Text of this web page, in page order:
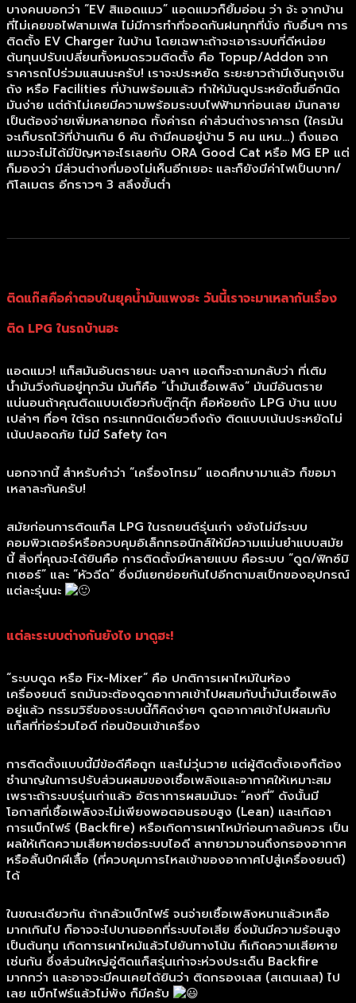
บางคนบอกว่า “EV สิแอดแมว” แอดแมวก็ยิ้มอ่อน ว่า จ้ะ จากบ้าน
ที่ไม่เคยขอไฟสามเฟส ไม่มีการทำที่จอดกันฝนทุกที่นั่ง กับอื่นๆ การ
ติดตั้ง EV Charger ในบ้าน โดยเฉพาะถ้าจะเอาระบบที่ดีหน่อย
ต้นทุนปรับเปลี่ยนทั้งหมดรวมติดตั้ง คือ Topup/Addon จาก
ราคารถไปร่วมแสนนะครับ! เราจะประหยัด ระยะยาวถ้ามีเงินถุงเงิน
ถัง หรือ Facilities ที่บ้านพร้อมแล้ว ทำให้มันดูประหยัดขึ้นอีกนิด
มันง่าย แต่ถ้าไม่เคยมีความพร้อมระบบไฟฟ้ามาก่อนเลย มันกลาย
เป็นต้องจ่ายเพิ่มหลายทอด ทั้งค่ารถ ค่าส่วนต่างราคารถ (ใครมัน
จะเก็บรถไว้ที่บ้านเกิน 6 คัน ถ้ามีคนอยู่บ้าน 5 คน แหม…) ถึงแอด
แมวจะไม่ได้มีปัญหาอะไรเลยกับ ORA Good Cat หรือ MG EP แต่
ก็มองว่า มีส่วนต่างที่มองไม่เห็นอีกเยอะ และก็ยังมีค่าไฟเป็นบาท/
กิโลเมตร อีกราวๆ 3 สลึงขั้นต่ำ
ติดแก๊สคือคำตอบในยุคน้ำมันแพงฮะ วันนี้เราจะมาเหลากันเรื่อง
ติด LPG ในรถบ้านฮะ
แอดแมว! แก็สมันอันตรายนะ บลาๆ แอดก็จะถามกลับว่า ที่เติม
น้ำมันวิ่งกันอยู่ทุกวัน มันก็คือ “น้ำมันเชื้อเพลิง” มันมีอันตราย
แน่นอนถ้าคุณติดแบบเดียวกับตุ๊กตุ๊ก คือห้อยถัง LPG บ้าน แบบ
เปล่าๆ ทื่อๆ ใต้รถ กระแทกนิดเดียวถึงถัง ติดแบบเน้นประหยัดไม่
เน้นปลอดภัย ไม่มี Safety ใดๆ
นอกจากนี้ สำหรับคำว่า “เครื่องโทรม” แอดศึกษามาแล้ว ก็ขอมา
เหลาละกันครับ!
สมัยก่อนการติดแก็ส LPG ในรถยนต์รุ่นเก่า งยังไม่มีระบบ
คอมพิวเตอร์หรือควบคุมอิเล็กทรอนิกส์ให้มีความแม่นยำแบบสมัย
นี้ สิ่งที่คุณจะได้ยินคือ การติดตั้งมีหลายแบบ คือระบบ “ดูด/ฟิกซ์มิ
กเซอร์” และ “หัวฉีด” ซึ่งมีแยกย่อยกันไปอีกตามสเป็กของอุปกรณ์
แต่ละรุ่นนะ
แต่ละระบบต่างกันยังไง มาดูฮะ!
“ระบบดูด หรือ Fix-Mixer” คือ ปกติการเผาไหม้ในห้อง
เครื่องยนต์ รถมันจะต้องดูดอากาศเข้าไปผสมกับน้ำมันเชื้อเพลิง
อยู่แล้ว กรรมวิธีของระบบนี้ก็คิดง่ายๆ ดูดอากาศเข้าไปผสมกับ
แก็สที่ท่อร่วมไอดี ก่อนป้อนเข้าเครื่อง
การติดตั้งแบบนี้มีข้อดีคือถูก และไม่วุ่นวาย แต่ผู้ติดตั้งเองก็ต้อง
ชำนาญในการปรับส่วนผสมของเชื้อเพลิงและอากาศให้เหมาะสม
เพราะถ้าระบบรุ่นเก่าแล้ว อัตราการผสมมันจะ “คงที่” ดังนั้นมี
โอกาสที่เชื้อเพลิงจะไม่เพียงพอตอนรอบสูง (Lean) และเกิดอา
การแบ็กไฟร์ (Backfire) หรือเกิดการเผาไหม้ก่อนกาลอันควร เป็น
ผลให้เกิดความเสียหายต่อระบบไอดี ลากยาวมาจนถึงกรองอากาศ
หรือลิ้นปีกผีเสื้อ (ที่ควบคุมการไหลเข้าของอากาศไปสู่เครื่องยนต์)
ได้
ในขณะเดียวกัน ถ้ากลัวแบ็กไฟร์ จนจ่ายเชื้อเพลิงหนาแล้วเหลือ
มากเกินไป ก็อาจจะไปบานออกที่ระบบไอเสีย ซึ่งมันมีความร้อนสูง
เป็นต้นทุน เกิดการเผาไหม้แล้วไปยันทางโน้น ก็เกิดความเสียหาย
เช่นกัน ซึ่งส่วนใหญ่อู่ติดแก็สรุ่นเก่าจะห่วงประเด็น Backfire
มากกว่า และอาจจะมีคนเคยได้ยินว่า ติดกรองเลส (สเตนเลส) ไป
เลย แบ็กไฟร์แล้วไม่พัง ก็มีครับ